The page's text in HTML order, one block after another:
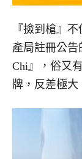
『撿到槍』
產局註冊公
Chi』，俗又
牌，反差極大